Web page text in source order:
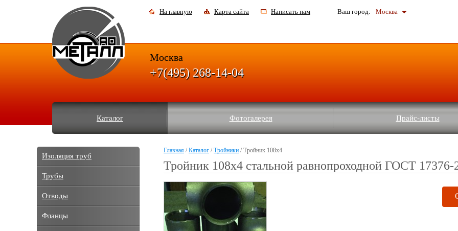
На главную Карта сайта Написать нам Ваш город: Москва
Каталог Фотогалерея Прайс-листы
Москва
+7(495) 268-14-04
Главная /Каталог /Тройники / Тройник 108х4
Тройник 108х4 стальной равнопроходной ГОСТ 17376-
Изоляция труб
Трубы
Отводы
Фланцы